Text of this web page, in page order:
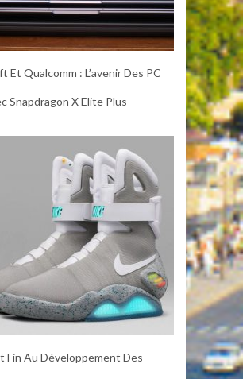
Et Qualcomm : L’avenir Des PC
Snapdragon X Elite Plus
Fin Au Développement Des